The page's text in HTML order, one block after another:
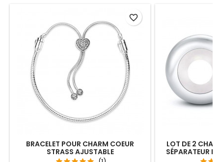
BRACELET POUR CHARM COEUR
STRASS AJUSTABLE
favorite_border
LOT DE 2
SÉPARATEUR